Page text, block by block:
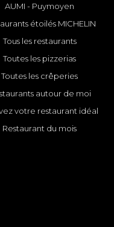
AUMI - Puymoyen
étoilés MICHELIN
Tous les restaurants
Toutes les pizzerias
Toutes les crêperies
autour de moi
votre restaurant idéal
Restaurant du mois